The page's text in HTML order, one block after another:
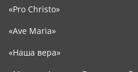
«Pro Christo»
«Ave Maria»
«Наша вера»